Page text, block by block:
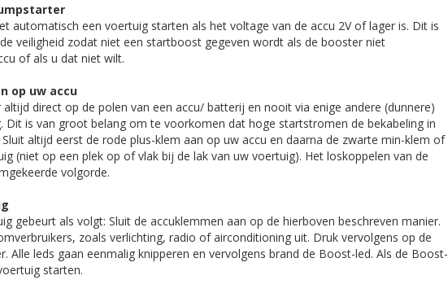
automatisch een voertuig starten als het voltage van de accu 2V of lager is. Dit is
veiligheid zodat niet een startboost gegeven wordt als de booster niet
of als u dat niet wilt.
op uw accu
direct op de polen van een accu/ batterij en nooit via enige andere (dunnere)
Dit is van groot belang om te voorkomen dat hoge startstromen de bekabeling in
altijd eerst de rode plus-klem aan op uw accu en daarna de zwarte min-klem of
(niet op een plek op of vlak bij de lak van uw voertuig). Het loskoppelen van de
volgorde.
gebeurt als volgt: Sluit de accuklemmen aan op de hierboven beschreven manier.
zoals verlichting, radio of airconditioning uit. Druk vervolgens op de
Alle leds gaan eenmalig knipperen en vervolgens brand de Boost-led. Als de Boost-
starten.